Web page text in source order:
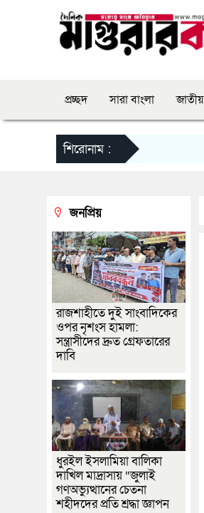
প্রচ্ছদ সারা বাংলা জাতীয়
শিরোনাম :
জনপ্রিয়
রাজশাহীতে দুই সাংবাদিকের
ওপর নৃশংস হামলা:
সন্ত্রাসীদের দ্রুত গ্রেফতারের
দাবি
ধুরইল ইসলামিয়া বালিকা
দাখিল মাদ্রাসায় “জুলাই
গণঅভ্যুত্থানের চেতনা
শহীদদের প্রতি শ্রদ্ধা জ্ঞাপন